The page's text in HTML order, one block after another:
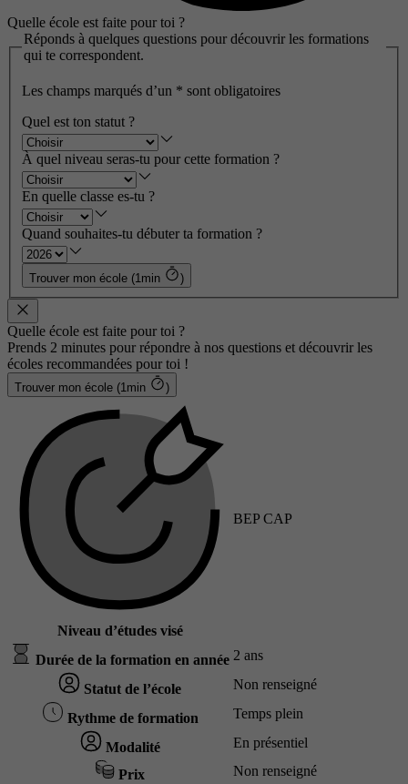
Quelle école est faite pour toi ?
Réponds à quelques questions pour découvrir les formations
qui te correspondent.
Les champs marqués d’un * sont obligatoires
Quel est ton statut ?
À quel niveau seras-tu pour cette formation ?
En quelle classe es-tu ?
Quand souhaites-tu débuter ta formation ?
Trouver mon école (1min )
Quelle école est faite pour toi ?
Prends 2 minutes pour répondre à nos questions et découvrir les
écoles recommandées pour toi !
Trouver mon école (1min )
Niveau d’études visé
BEP CAP
Durée de la formation en année 2 ans
Statut de l’école Non renseigné
Rythme de formation Temps plein
Modalité En présentiel
Prix Non renseigné